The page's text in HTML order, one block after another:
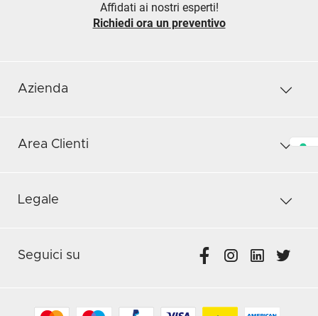
Affidati ai nostri esperti!
Richiedi ora un preventivo
Azienda
Area Clienti
Legale
Seguici su